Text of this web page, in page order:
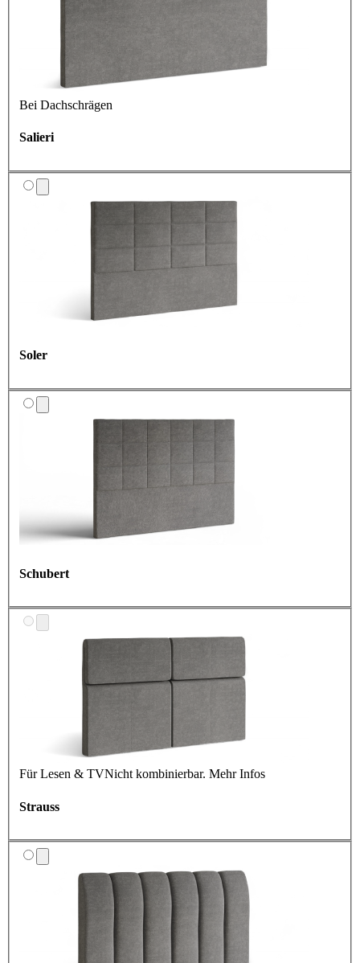
Bei Dachschrägen
Salieri
Soler
Schubert
Für Lesen & TVNicht kombinierbar. Mehr Infos
Strauss